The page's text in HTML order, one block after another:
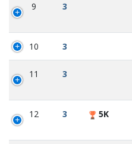
9 3
10 3
11 3
12 3 5K